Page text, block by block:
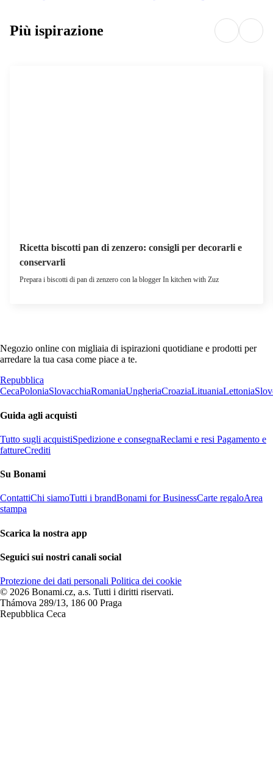
Più ispirazione
Ricetta biscotti pan di zenzero: consigli per decorarli e
conservarli
Prepara i biscotti di pan di zenzero con la blogger In kitchen with Zuz
Negozio online con migliaia di ispirazioni quotidiane e prodotti per
arredare la tua casa come piace a te.
Repubblica
CecaPoloniaSlovacchiaRomaniaUngheriaCroaziaLituaniaLettonia
Guida agli acquisti
Tutto sugli acquistiSpedizione e consegnaReclami e resi Pagamento e
fattureCrediti
Su Bonami
ContattiChi siamoTutti i brandBonami for BusinessCarte regaloArea
stampa
Scarica la nostra app
Seguici sui nostri canali social
Protezione dei dati personali Politica dei cookie
© 2026 Bonami.cz, a.s. Tutti i diritti riservati.
Thámova 289/13, 186 00 Praga
Repubblica Ceca